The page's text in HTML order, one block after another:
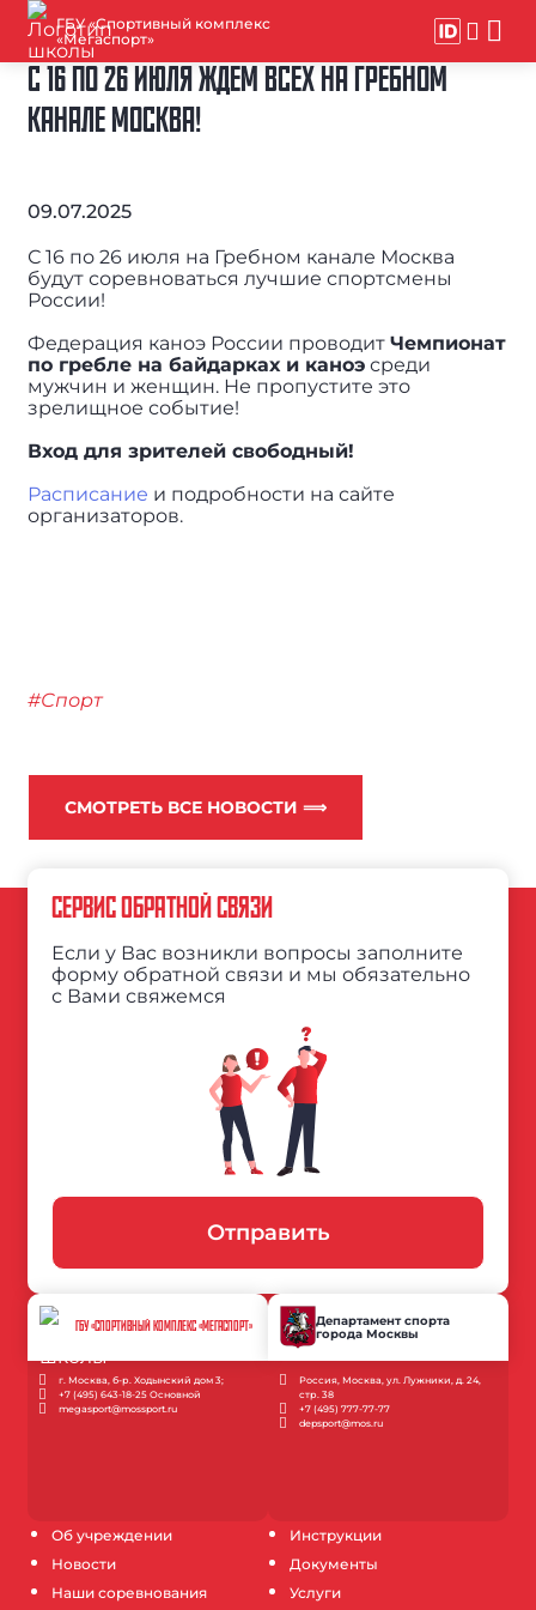
ГБУ «Спортивный комплекс
«Мегаспорт»
С 16 ПО 26 ИЮЛЯ ЖДЕМ ВСЕХ НА ГРЕБНОМ
КАНАЛЕ МОСКВА!
09.07.2025
С 16 по 26 июля на Гребном канале Москва
будут соревноваться лучшие спортсмены
России!
Федерация каноэ России проводит Чемпионат
по гребле на байдарках и каноэсреди
мужчин и женщин. Не пропустите это
зрелищное событие!
Вход для зрителей свободный!
Расписание и подробности на сайте
организаторов.
#Спорт
СМОТРЕТЬ ВСЕ НОВОСТИ ⟹
Об учреждении
Новости
Наши соревнования
Инструкции
Документы
Услуги
СЕРВИС ОБРАТНОЙ СВЯЗИ
Если у Вас возникли вопросы заполните
форму обратной связи и мы обязательно
с Вами свяжемся
Отправить
ГБУ «СПОРТИВНЫЙ КОМПЛЕКС «МЕГАСПОРТ»
г. Москва, б-р. Ходынский дом 3;
+7 (495) 643-18-25 Основной
megasport@mossport.ru
Департамент спорта
города Москвы
Россия, Москва, ул. Лужники, д. 24,
стр. 38
+7 (495) 777-77-77
depsport@mos.ru